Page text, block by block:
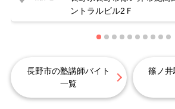
ントラルビル2Ｆ
長野市の塾講師バイト
一覧
篠ノ井